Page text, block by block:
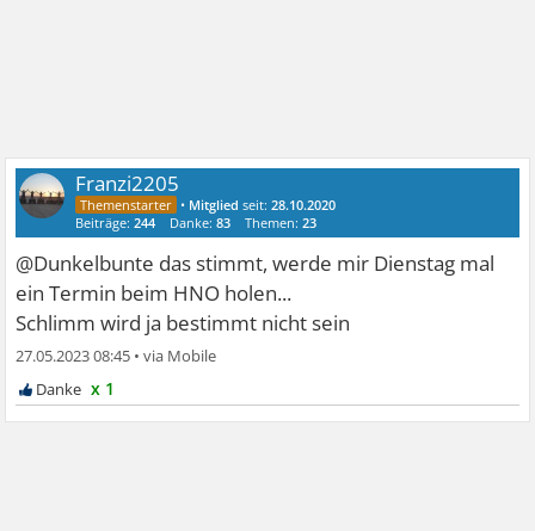
Franzi2205
• Mitglied seit:28.10.2020
Beiträge:244 Danke:83 Themen:23
@Dunkelbunte das stimmt, werde mir Dienstag mal
ein Termin beim HNO holen...
Schlimm wird ja bestimmt nicht sein
27.05.2023 08:45 •
x 1